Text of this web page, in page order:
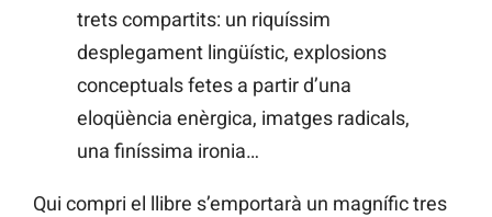
trets compartits: un riquíssim
desplegament lingüístic, explosions
conceptuals fetes a partir d’una
eloqüència enèrgica, imatges radicals,
una finíssima ironia…
Qui compri el llibre s’emportarà un magnífic tres